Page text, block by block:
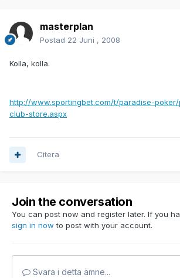
masterplan
Postad 22 Juni , 2008
Kolla, kolla.
http://www.sportingbet.com/t/paradise-
club-store.aspx
Citera
Join the conversation
You can post now and register later. If you
sign in now to post with your account.
Svara i detta ämne...